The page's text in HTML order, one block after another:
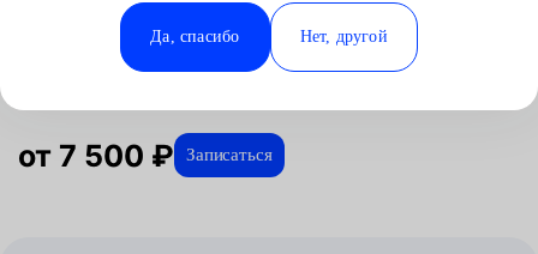
Ростов-на-Дону
Ставрополь
Да, спасибо Нет, другой
Замена АКПП для Kia в Тюмени
от 7 500 ₽ Записаться